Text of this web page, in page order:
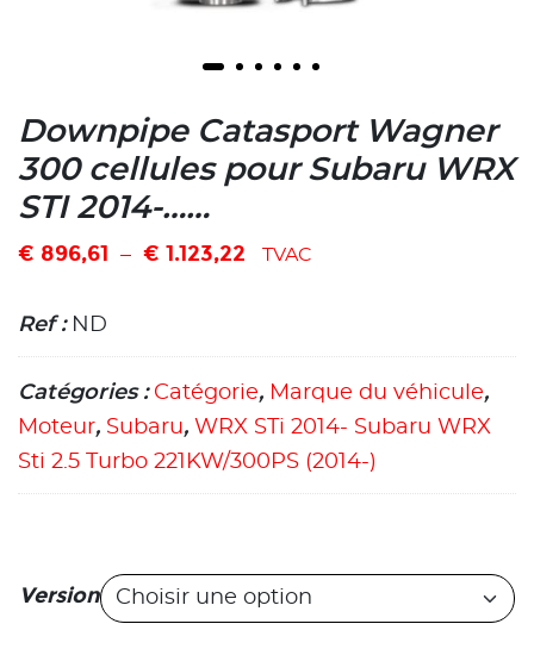
Downpipe Catasport Wagner
300 cellules pour Subaru WRX
STI 2014-……
€ 896,61 – € 1.123,22 TVAC
Ref : ND
Catégories : Catégorie, Marque du véhicule,
Moteur, Subaru, WRX STi 2014- Subaru WRX
Sti 2.5 Turbo 221KW/300PS (2014-)
Version